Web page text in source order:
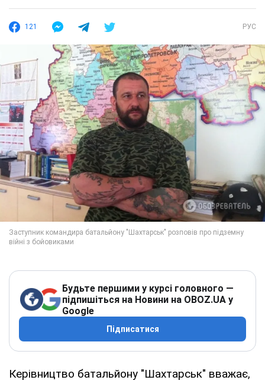
121 РУС
Будьте першими у курсі головного —
підпишіться на Новини на OBOZ.UA у
Google
Підписатися
Керівництво батальйону "Шахтарськ" вважає,